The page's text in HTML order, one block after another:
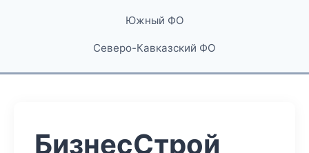
Южный ФО
Северо-Кавказский ФО
БизнесСтрой